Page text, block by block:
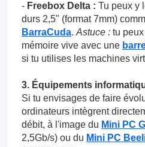
- Freebox Delta : Tu peux y
durs 2,5" (format 7mm)
BarraCuda. Astuce : tu
mémoire vive avec une
si tu utilises les machines
3. Équipements
Si tu envisages de faire
ordinateurs intègrent
débit, à l'image du Mini PC
2,5Gb/s) ou du Mini PC